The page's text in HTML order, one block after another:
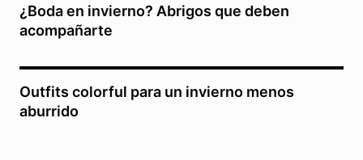
¿Boda en invierno? Abrigos que deben
acompañarte
Outfits colorful para un invierno menos
aburrido